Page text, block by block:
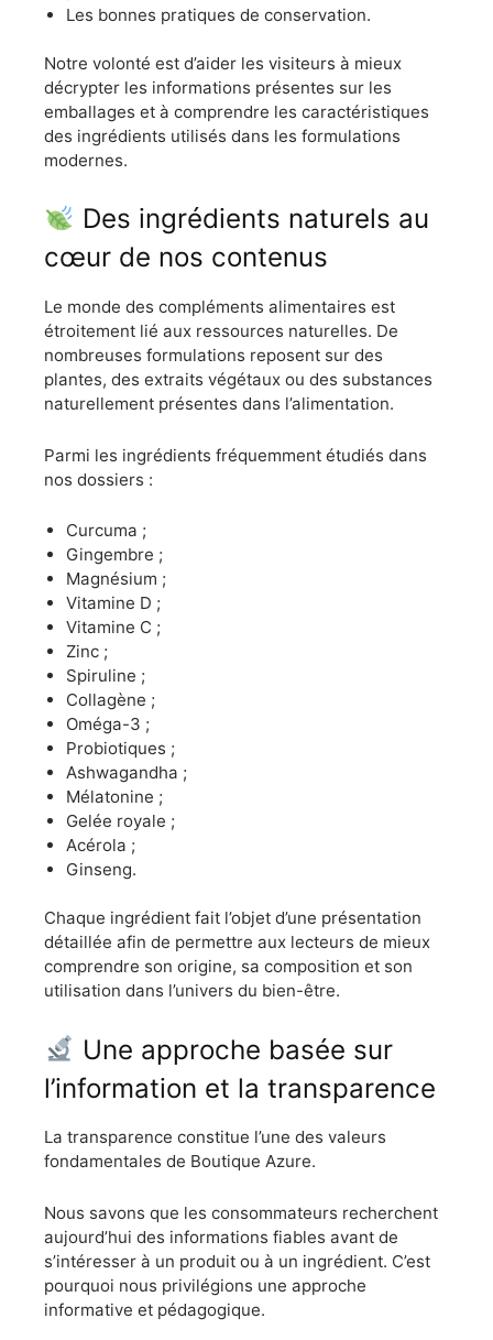
Les bonnes pratiques de conservation.
Notre volonté est d’aider les visiteurs à mieux
décrypter les informations présentes sur les
emballages et à comprendre les caractéristiques
des ingrédients utilisés dans les formulations
modernes.
Des ingrédients naturels au
cœur de nos contenus
Le monde des compléments alimentaires est
étroitement lié aux ressources naturelles. De
nombreuses formulations reposent sur des
plantes, des extraits végétaux ou des substances
naturellement présentes dans l’alimentation.
Parmi les ingrédients fréquemment étudiés dans
nos dossiers :
Curcuma ;
Gingembre ;
Magnésium ;
Vitamine D ;
Vitamine C ;
Zinc ;
Spiruline ;
Collagène ;
Oméga-3 ;
Probiotiques ;
Ashwagandha ;
Mélatonine ;
Gelée royale ;
Acérola ;
Ginseng.
Chaque ingrédient fait l’objet d’une présentation
détaillée afin de permettre aux lecteurs de mieux
comprendre son origine, sa composition et son
utilisation dans l’univers du bien-être.
Une approche basée sur
l’information et la transparence
La transparence constitue l’une des valeurs
fondamentales de Boutique Azure.
Nous savons que les consommateurs recherchent
aujourd’hui des informations fiables avant de
s’intéresser à un produit ou à un ingrédient. C’est
pourquoi nous privilégions une approche
informative et pédagogique.